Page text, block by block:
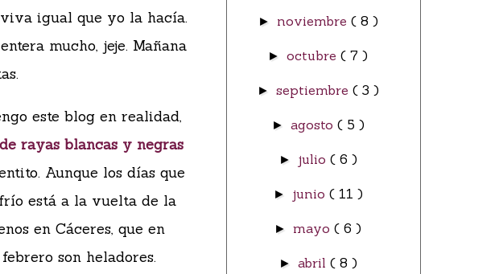
igual que yo la hacía.
mucho, jeje. Mañana
este blog en realidad,
rayas blancas y negras
Aunque los días que
está a la vuelta de la
en Cáceres, que en
son heladores.
► noviembre ( 8 )
►octubre( 7 )
► septiembre ( 3 )
► agosto ( 5 )
► julio ( 6 )
► junio ( 11 )
►mayo( 6 )
► abril ( 8 )